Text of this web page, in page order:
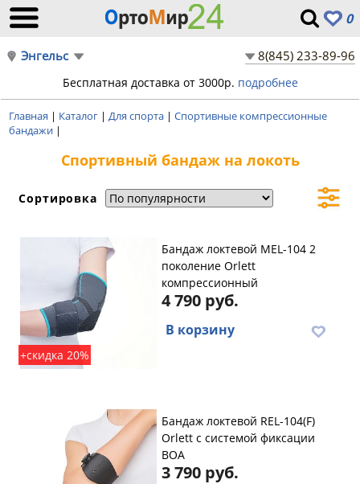
0
Энгельс 8(845) 233-89-96
Бесплатная доставка от 3000р. подробнее
Главная | Каталог | Для спорта | Спортивные компрессионные
бандажи |
Спортивный бандаж на локоть
Сортировка
+скидка 20%
Бандаж локтевой MEL-104 2
поколение Orlett
компрессионный
4 790 руб.
В корзину
Бандаж локтевой REL-104(F)
Orlett с системой фиксации
BOA
3 790 руб.